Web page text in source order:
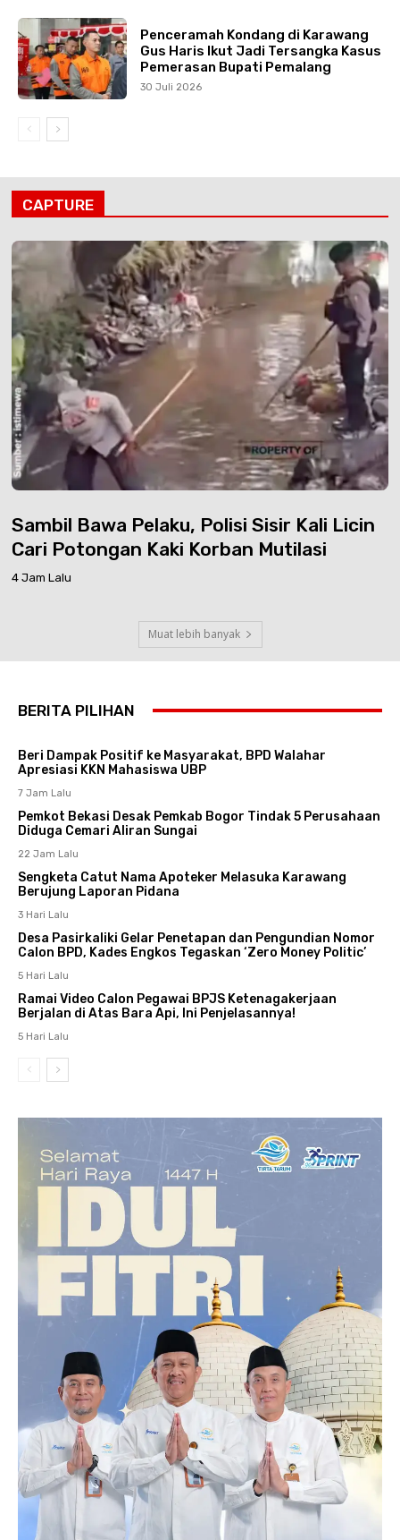
Penceramah Kondang di Karawang
Gus Haris Ikut Jadi Tersangka Kasus
Pemerasan Bupati Pemalang
30 Juli 2026
CAPTURE
Sambil Bawa Pelaku, Polisi Sisir Kali Licin
Cari Potongan Kaki Korban Mutilasi
4 Jam Lalu
Muat lebih banyak
BERITA PILIHAN
Beri Dampak Positif ke Masyarakat, BPD Walahar
Apresiasi KKN Mahasiswa UBP
7 Jam Lalu
Pemkot Bekasi Desak Pemkab Bogor Tindak 5 Perusahaan
Diduga Cemari Aliran Sungai
22 Jam Lalu
Sengketa Catut Nama Apoteker Melasuka Karawang
Berujung Laporan Pidana
3 Hari Lalu
Desa Pasirkaliki Gelar Penetapan dan Pengundian Nomor
Calon BPD, Kades Engkos Tegaskan ‘Zero Money Politic’
5 Hari Lalu
Ramai Video Calon Pegawai BPJS Ketenagakerjaan
Berjalan di Atas Bara Api, Ini Penjelasannya!
5 Hari Lalu